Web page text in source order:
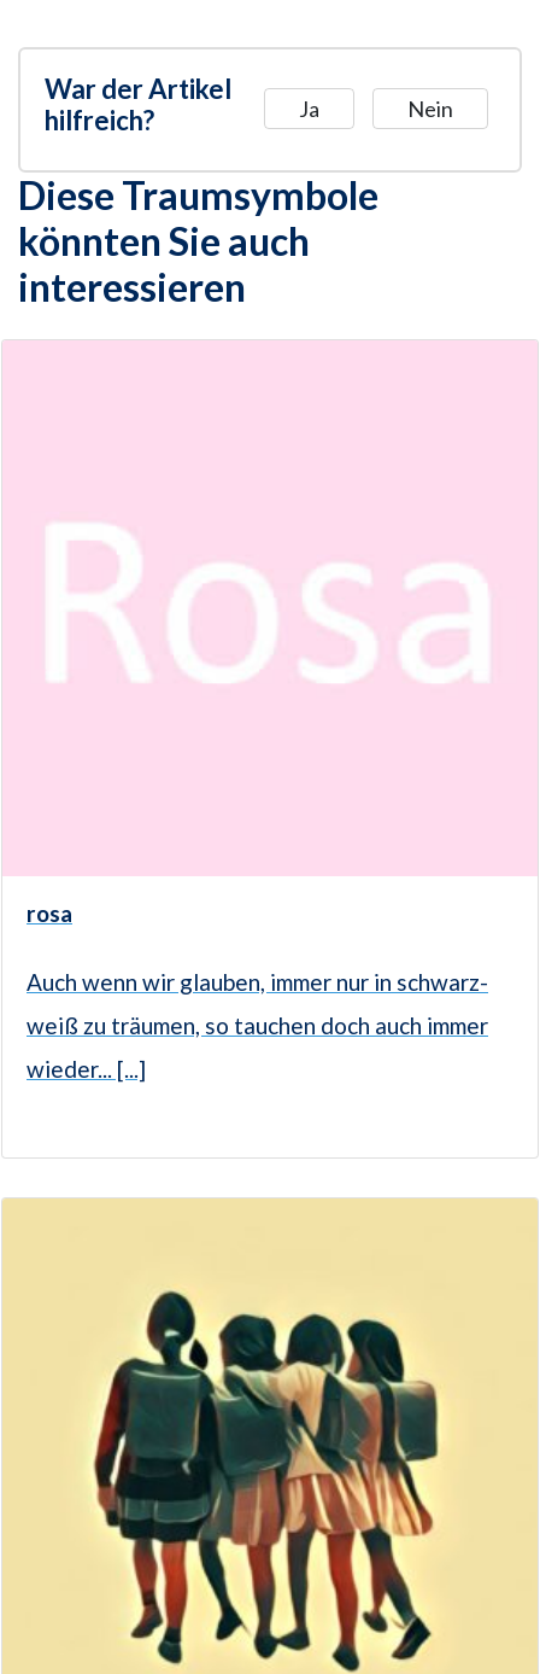
War der Artikel
hilfreich?
Ja Nein
Diese Traumsymbole
könnten Sie auch
interessieren
rosa
Auch wenn wir glauben, immer nur in schwarz-
weiß zu träumen, so tauchen doch auch immer
wieder... [...]